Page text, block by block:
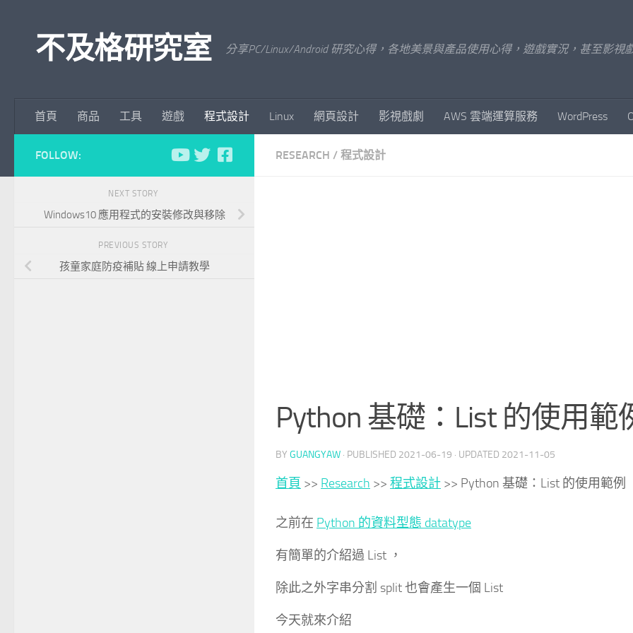
不及格研究室 分享PC/Linux/Android 研究心得，各地美景與產品使用心得，遊戲實況，甚至影
首頁 商品 工具 遊戲 程式設計 Linux 網頁設計 影視戲劇 AWS 雲端運算服務 WordPress
RESEARCH / 程式設計
Python 基礎：List 的使用範
BY GUANGYAW · PUBLISHED 2021-06-19 · UPDATED 2021-11-05
首頁 >> Research >> 程式設計 >> Python 基礎：List 的使用範例
之前在 Python 的資料型態 datatype
有簡單的介紹過 List ，
除此之外字串分割 split 也會產生一個 List
今天就來介紹
FOLLOW:
NEXT STORY
Windows10 應用程式的安裝修改與移除
PREVIOUS STORY
孩童家庭防疫補貼 線上申請教學